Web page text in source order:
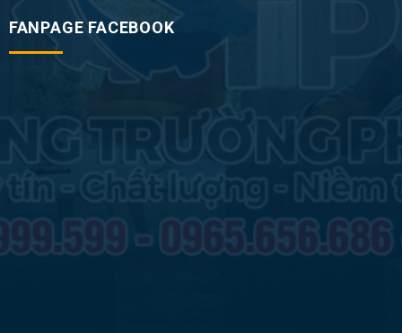
FANPAGE FACEBOOK